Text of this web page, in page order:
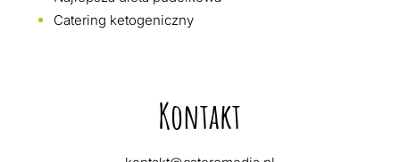
Catering ketogeniczny
Kontakt